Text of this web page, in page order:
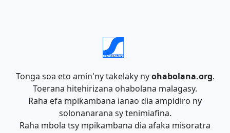
Tonga soa eto amin'ny takelaky nyohabolana.org.
Toerana hitehirizana ohabolana malagasy.
Raha efa mpikambana ianao dia ampidiro ny
solonanarana sy tenimiafina.
Raha mbola tsy mpikambana dia afaka misoratra